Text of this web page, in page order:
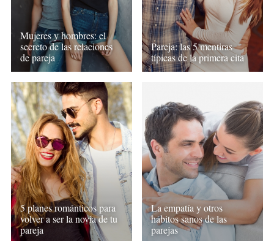
Mujeres y hombres: el
secreto de las relaciones
de pareja
Pareja: las 5 mentiras
típicas de la primera cita
5 planes románticos para
volver a ser la novia de tu
pareja
La empatía y otros
hábitos sanos de las
parejas